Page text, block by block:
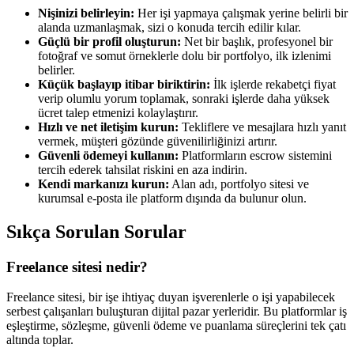
Nişinizi belirleyin: Her işi yapmaya çalışmak yerine belirli bir
alanda uzmanlaşmak, sizi o konuda tercih edilir kılar.
Güçlü bir profil oluşturun: Net bir başlık, profesyonel bir
fotoğraf ve somut örneklerle dolu bir portfolyo, ilk izlenimi
belirler.
Küçük başlayıp itibar biriktirin: İlk işlerde rekabetçi fiyat
verip olumlu yorum toplamak, sonraki işlerde daha yüksek
ücret talep etmenizi kolaylaştırır.
Hızlı ve net iletişim kurun: Tekliflere ve mesajlara hızlı yanıt
vermek, müşteri gözünde güvenilirliğinizi artırır.
Güvenli ödemeyi kullanın: Platformların escrow sistemini
tercih ederek tahsilat riskini en aza indirin.
Kendi markanızı kurun: Alan adı, portfolyo sitesi ve
kurumsal e-posta ile platform dışında da bulunur olun.
Sıkça Sorulan Sorular
Freelance sitesi nedir?
Freelance sitesi, bir işe ihtiyaç duyan işverenlerle o işi yapabilecek
serbest çalışanları buluşturan dijital pazar yerleridir. Bu platformlar iş
eşleştirme, sözleşme, güvenli ödeme ve puanlama süreçlerini tek çatı
altında toplar.